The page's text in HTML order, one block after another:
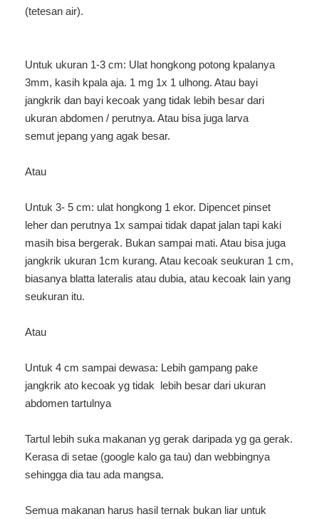
(tetesan air).
Untuk ukuran 1-3 cm: Ulat hongkong potong kpalanya
3mm, kasih kpala aja. 1 mg 1x 1 ulhong. Atau bayi
jangkrik dan bayi kecoak yang tidak lebih besar dari
ukuran abdomen / perutnya. Atau bisa juga larva
semut jepang yang agak besar.
Atau
Untuk 3- 5 cm: ulat hongkong 1 ekor. Dipencet pinset
leher dan perutnya 1x sampai tidak dapat jalan tapi kaki
masih bisa bergerak. Bukan sampai mati. Atau bisa juga
jangkrik ukuran 1cm kurang. Atau kecoak seukuran 1 cm,
biasanya blatta lateralis atau dubia, atau kecoak lain yang
seukuran itu.
Atau
Untuk 4 cm sampai dewasa: Lebih gampang pake
jangkrik ato kecoak yg tidak lebih besar dari ukuran
abdomen tartulnya
Tartul lebih suka makanan yg gerak daripada yg ga gerak.
Kerasa di setae (google kalo ga tau) dan webbingnya
sehingga dia tau ada mangsa.
Semua makanan harus hasil ternak bukan liar untuk